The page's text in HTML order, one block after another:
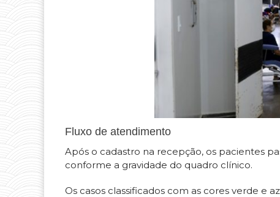
Fluxo de atendimento
Após o cadastro na recepção, os pacientes
conforme a gravidade do quadro clínico.
Os casos classificados com as cores verde e